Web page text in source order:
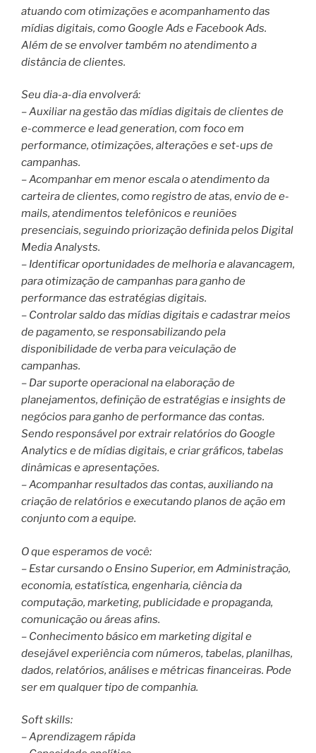
atuando com otimizações e acompanhamento das
mídias digitais, como Google Ads e Facebook Ads.
Além de se envolver também no atendimento a
distância de clientes.
Seu dia-a-dia envolverá:
– Auxiliar na gestão das mídias digitais de clientes de
e-commerce e lead generation, com foco em
performance, otimizações, alterações e set-ups de
campanhas.
– Acompanhar em menor escala o atendimento da
carteira de clientes, como registro de atas, envio de e-
mails, atendimentos telefônicos e reuniões
presenciais, seguindo priorização definida pelos Digital
Media Analysts.
– Identificar oportunidades de melhoria e alavancagem,
para otimização de campanhas para ganho de
performance das estratégias digitais.
– Controlar saldo das mídias digitais e cadastrar meios
de pagamento, se responsabilizando pela
disponibilidade de verba para veiculação de
campanhas.
– Dar suporte operacional na elaboração de
planejamentos, definição de estratégias e insights de
negócios para ganho de performance das contas.
Sendo responsável por extrair relatórios do Google
Analytics e de mídias digitais, e criar gráficos, tabelas
dinâmicas e apresentações.
– Acompanhar resultados das contas, auxiliando na
criação de relatórios e executando planos de ação em
conjunto com a equipe.
O que esperamos de você:
– Estar cursando o Ensino Superior, em Administração,
economia, estatística, engenharia, ciência da
computação, marketing, publicidade e propaganda,
comunicação ou áreas afins.
– Conhecimento básico em marketing digital e
desejável experiência com números, tabelas, planilhas,
dados, relatórios, análises e métricas financeiras. Pode
ser em qualquer tipo de companhia.
Soft skills:
– Aprendizagem rápida